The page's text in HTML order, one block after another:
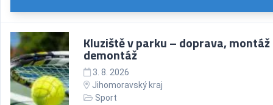
Kluziště v parku – doprava, montáž
demontáž
3. 8. 2026
Jihomoravský kraj
Sport